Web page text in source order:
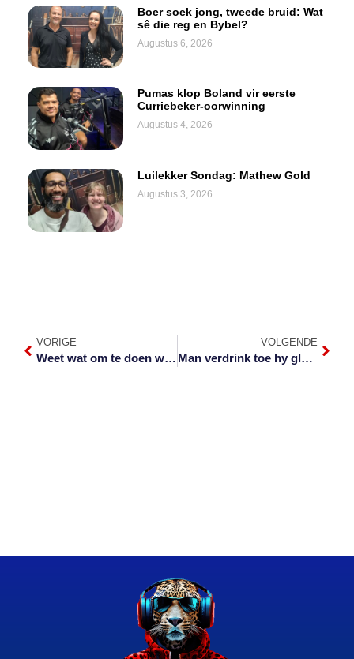
Boer soek jong, tweede bruid: Wat
sê die reg en Bybel?
Augustus 6, 2026
Pumas klop Boland vir eerste
Curriebeker-oorwinning
Augustus 4, 2026
Luilekker Sondag: Mathew Gold
Augustus 3, 2026
VORIGE
Weet wat om te doen wanneer die ondenkbare met jou gebeur
VOLGENDE
Man verdrink toe hy glo van groepsgeweld vlug